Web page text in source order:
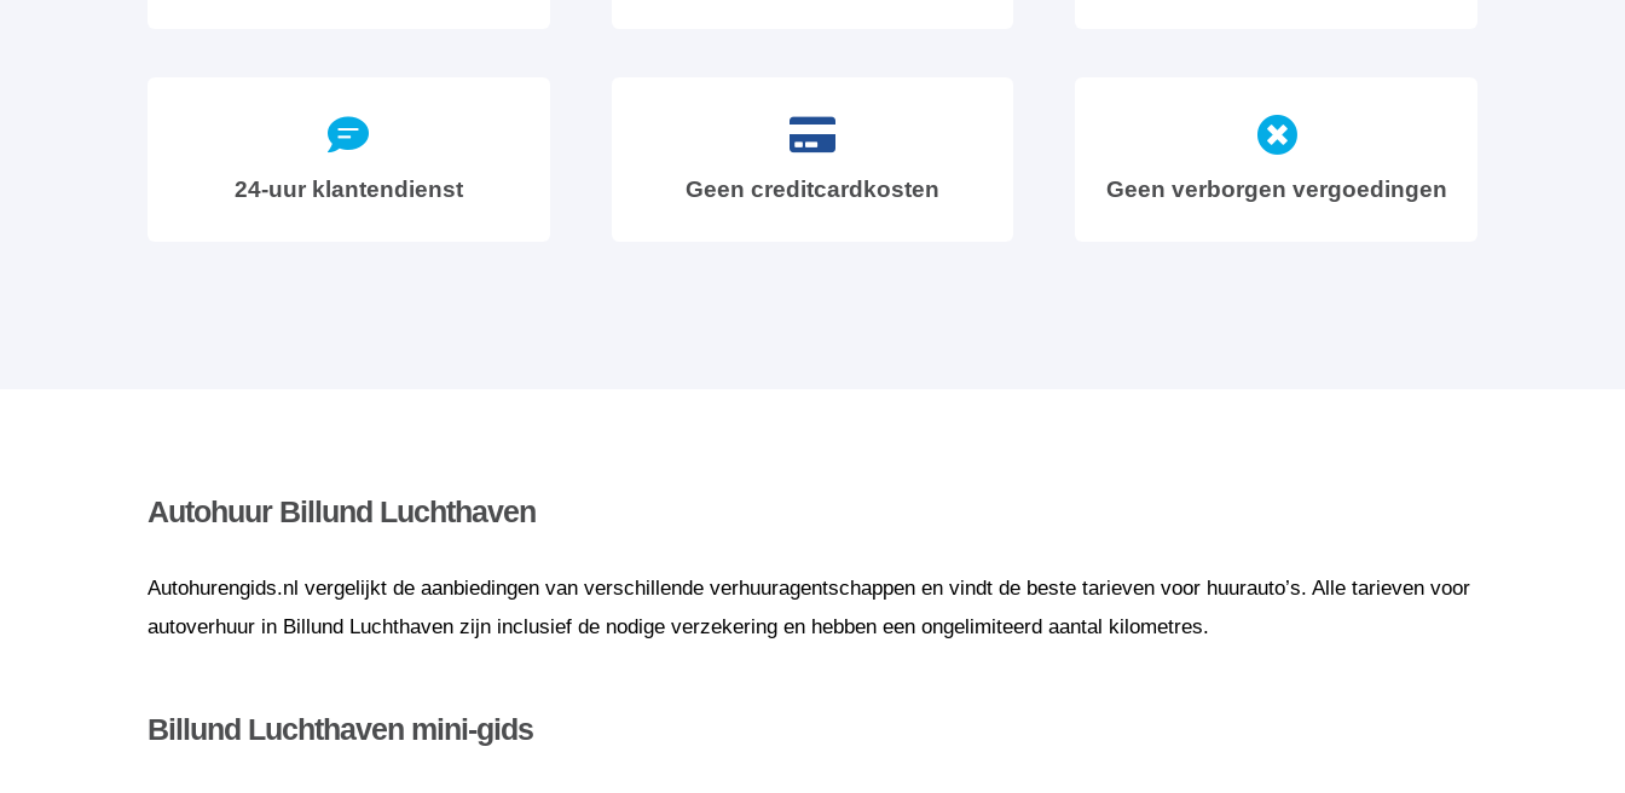
24-uur klantendienst Geen creditcardkosten Geen verborgen vergoedingen
Autohuur Billund Luchthaven
Autohurengids.nl vergelijkt de aanbiedingen van verschillende verhuuragentschappen en vindt de beste tarieven voor huurauto’s. Alle tarieven voor
autoverhuur in Billund Luchthaven zijn inclusief de nodige verzekering en hebben een ongelimiteerd aantal kilometres.
Billund Luchthaven mini-gids